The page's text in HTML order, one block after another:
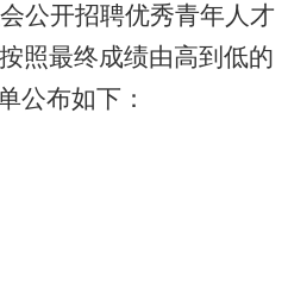
公开招聘优秀青年人才
照最终成绩由高到低的
公布如下：